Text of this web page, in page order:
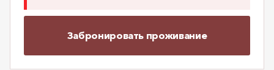
Забронировать проживание